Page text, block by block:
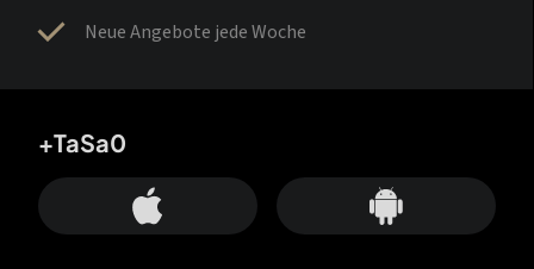
Neue Angebote jede Woche
+TaSa0